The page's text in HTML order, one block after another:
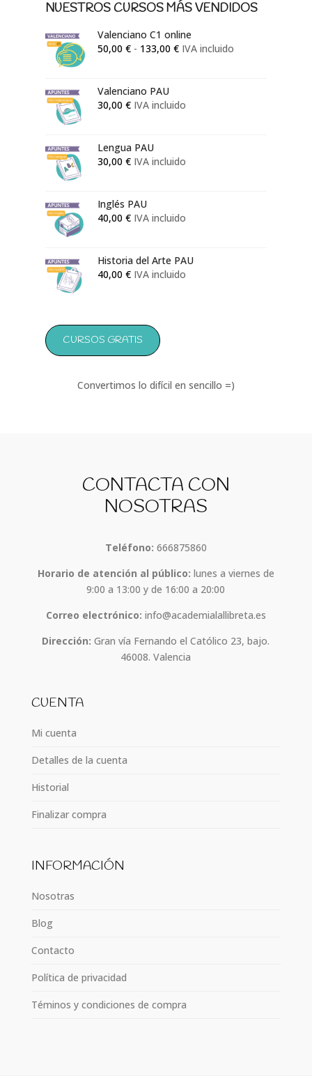
NUESTROS CURSOS MÁS VENDIDOS
Valenciano C1 online
50,00 € - 133,00 €Rango
50,00 €
IVA incluido
Valenciano PAU
30,00 € IVA incluido
Lengua PAU
30,00 € IVA incluido
Inglés PAU
40,00 € IVA incluido
Historia del Arte PAU
40,00 € IVA incluido
CURSOS GRATIS
Convertimos lo difícil en sencillo =)
CONTACTA CON
NOSOTRAS
Teléfono: 666875860
Horario de atención al público: lunes a viernes de
9:00 a 13:00 y de 16:00 a 20:00
Correo electrónico: info@academialallibreta.es
Dirección: Gran vía Fernando el Católico 23, bajo.
46008. Valencia
CUENTA
Mi cuenta
Detalles de la cuenta
Historial
Finalizar compra
INFORMACIÓN
Nosotras
Blog
Contacto
Política de privacidad
Téminos y condiciones de compra